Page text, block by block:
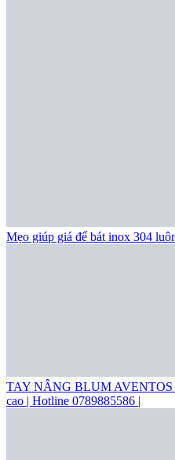
Mẹo giúp giá để bát inox 304
TAY NÂNG BLUM AVENTOS
cao | Hotline 0789885586 |